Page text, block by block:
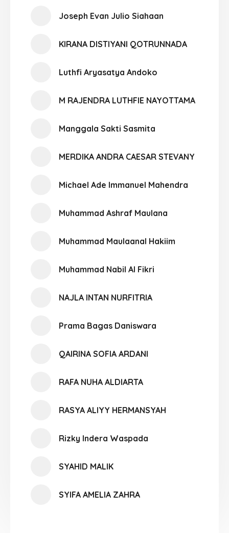
Joseph Evan Julio Siahaan
KIRANA DISTIYANI QOTRUNNADA
Luthfi Aryasatya Andoko
M RAJENDRA LUTHFIE NAYOTTAMA
Manggala Sakti Sasmita
MERDIKA ANDRA CAESAR STEVANY
Michael Ade Immanuel Mahendra
Muhammad Ashraf Maulana
Muhammad Maulaanal Hakiim
Muhammad Nabil Al Fikri
NAJLA INTAN NURFITRIA
Prama Bagas Daniswara
QAIRINA SOFIA ARDANI
RAFA NUHA ALDIARTA
RASYA ALIYY HERMANSYAH
Rizky Indera Waspada
SYAHID MALIK
SYIFA AMELIA ZAHRA